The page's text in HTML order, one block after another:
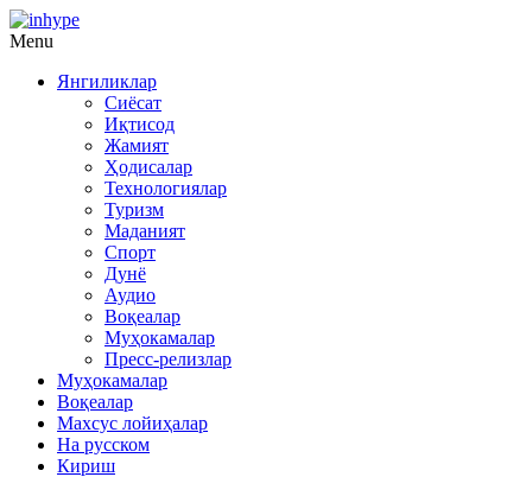
Menu
Янгиликлар
Сиёсат
Иқтисод
Жамият
Ҳодисалар
Технологиялар
Туризм
Маданият
Спорт
Дунё
Аудио
Воқеалар
Муҳокамалар
Пресс-релизлар
Муҳокамалар
Воқеалар
Махсус лойиҳалар
На русском
Кириш